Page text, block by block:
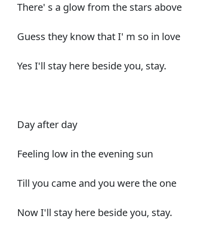
There' s a glow from the stars above
Guess they know that I' m so in love
Yes I'll stay here beside you, stay.
Day after day
Feeling low in the evening sun
Till you came and you were the one
Now I'll stay here beside you, stay.